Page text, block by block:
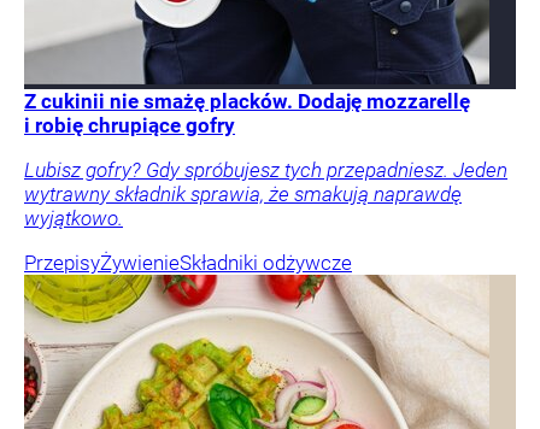
Z cukinii nie smażę placków. Dodaję mozzarellę
i robię chrupiące gofry
Lubisz gofry? Gdy spróbujesz tych przepadniesz. Jeden
wytrawny składnik sprawia, że smakują naprawdę
wyjątkowo.
PrzepisyŻywienieSkładniki odżywcze